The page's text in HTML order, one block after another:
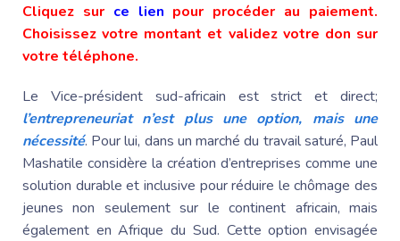
Cliquez sur ce lien pour procéder au paiement.
Choisissez votre montant et validez votre don sur
votre téléphone.
Le Vice-présidentsud-africain est strict et direct;
l’entrepreneuriat n’est plus une option, mais une
nécessité. Pour lui, dans un marché du travail saturé, Paul
Mashatile considère la création d’entreprises comme une
solution durable et inclusive pour réduire le chômage des
jeunes non seulement sur le continent africain, mais
également enAfrique du Sud. Cette option envisagée